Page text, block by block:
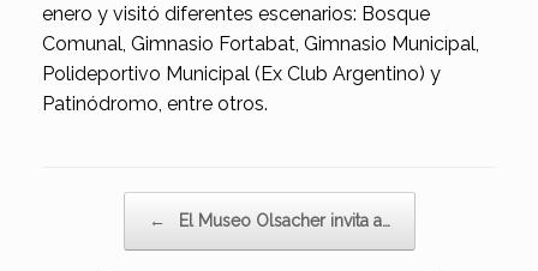
enero y visitó diferentes escenarios: Bosque
Comunal, Gimnasio Fortabat, Gimnasio Municipal,
Polideportivo Municipal (Ex Club Argentino) y
Patinódromo, entre otros.
← El Museo Olsacher invita a…